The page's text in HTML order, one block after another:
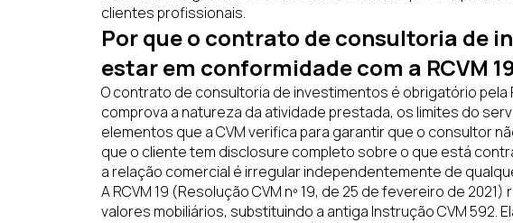
clientes profissionais.
Por que o contrato de consultoria de
estar em conformidade com a RCVM 19
O contrato de consultoria de investimentos é obrigatório pela
comprova a natureza da atividade prestada, os limites do
elementos que a CVM verifica para garantir que o consultor
que o cliente tem disclosure completo sobre o que está
a relação comercial é irregular independentemente de
A RCVM 19 (Resolução CVM nº 19, de 25 de fevereiro de
valores mobiliários, substituindo a antiga Instrução CVM 592.